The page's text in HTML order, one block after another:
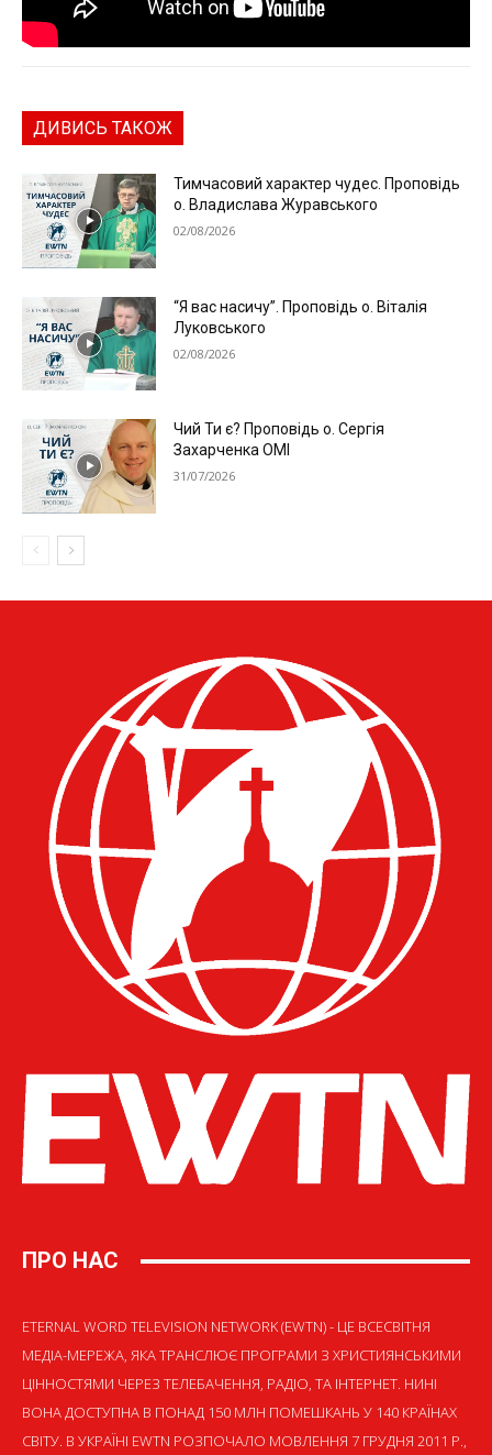
ПРО НАС
ETERNAL WORD TELEVISION NETWORK (EWTN) - ЦЕ ВСЕСВІТНЯ
МЕДІА-МЕРЕЖА, ЯКА ТРАНСЛЮЄ ПРОГРАМИ З ХРИСТИЯНСЬКИМИ
ЦІННОСТЯМИ ЧЕРЕЗ ТЕЛЕБАЧЕННЯ, РАДІО, ТА ІНТЕРНЕТ. НИНІ
ВОНА ДОСТУПНА В ПОНАД 150 МЛН ПОМЕШКАНЬ У 140 КРАЇНАХ
СВІТУ. В УКРАЇНІ EWTN РОЗПОЧАЛО МОВЛЕННЯ 7 ГРУДНЯ 2011 Р.,